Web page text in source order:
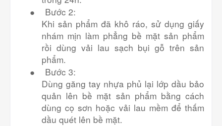
●
Bước 2:
Khi sản phẩm đã khô ráo, sử dụng giấy
nhám mịn làm phẳng bề mặt sản phẩm
rồi dùng vải lau sạch bụi gỗ trên sản
phẩm.
●
Bước 3:
Dùng găng tay nhựa phủ lại lớp dầu bảo
quản lên bề mặt sản phẩm bằng cách
dùng cọ sơn hoặc vải lau mềm để thấm
dầu quét lên bề mặt.